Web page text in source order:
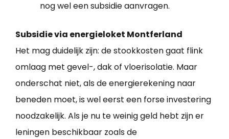
nog wel een subsidie aanvragen.
Subsidie via energieloket Montferland
Het mag duidelijk zijn: de stookkosten gaat flink
omlaag met gevel-, dak of vloerisolatie. Maar
onderschat niet, als de energierekening naar
beneden moet, is wel eerst een forse investering
noodzakelijk. Als je nu te weinig geld hebt zijn er
leningen beschikbaar zoals de